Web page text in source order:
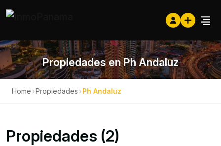
Propiedades en Ph Andaluz
Home ›Propiedades ›Ph Andaluz
Propiedades (2)